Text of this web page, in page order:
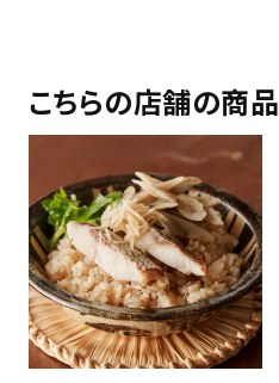
こちらの店舗の商品